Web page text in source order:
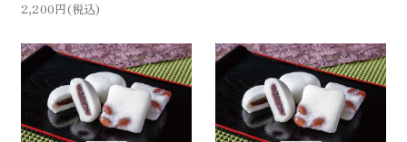
2,200円(税込)